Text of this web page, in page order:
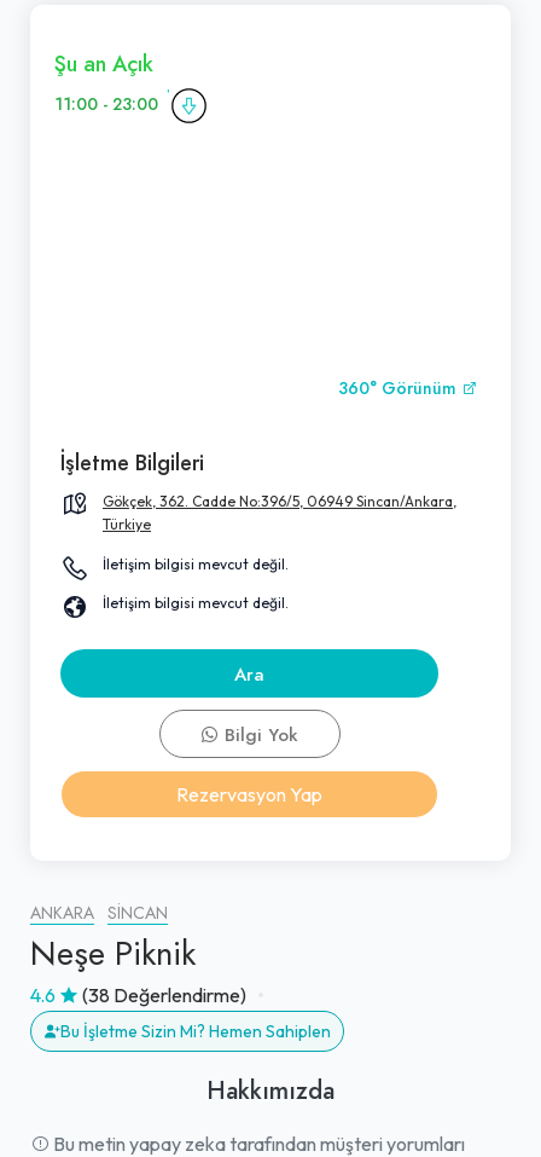
ANKARA SINCAN
Neşe Piknik
4.6 (38 Değerlendirme)
Bu İşletme Sizin Mi? Hemen Sahiplen
Hakkımızda
Bu metin yapay zeka tarafından müşteri yorumları
Şu an Açık
11:00 - 23:00
360° Görünüm
İşletme Bilgileri
Gökçek, 362. Cadde No:396/5, 06949 Sincan/Ankara,
Türkiye
İletişim bilgisi mevcut değil.
İletişim bilgisi mevcut değil.
Ara
Bilgi Yok
Rezervasyon Yap